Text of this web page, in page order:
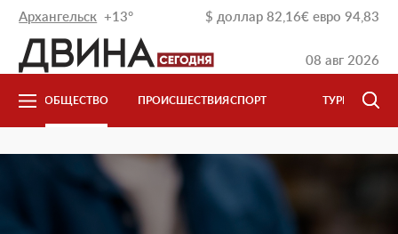
08 авг 2026
$ доллар 82,16€ евро 94,83
Архангельск +13°
ОБЩЕСТВО ПРОИСШЕСТВИЯ СПОРТ ТУРИЗМ